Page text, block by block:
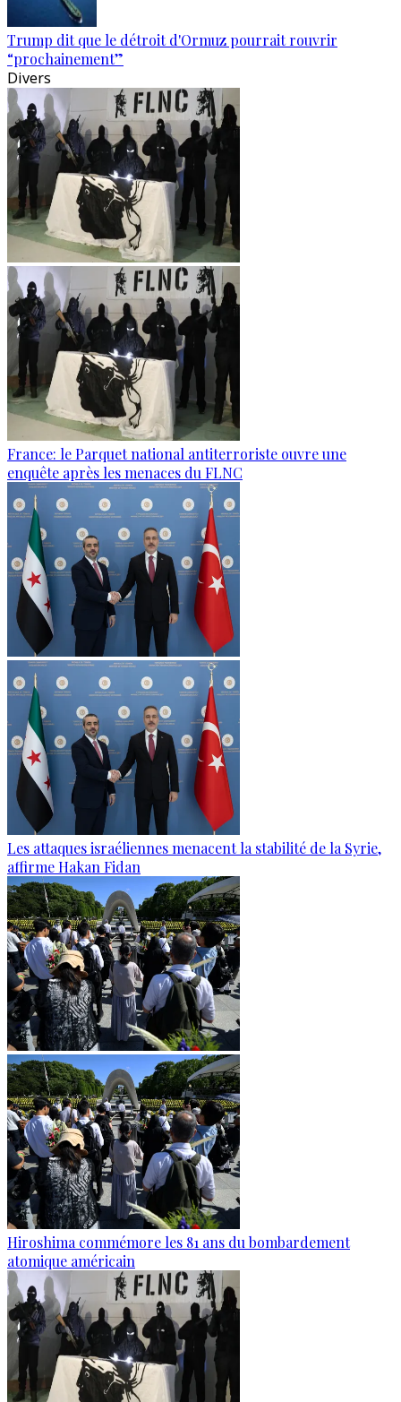
Trump dit que le détroit d'Ormuz pourrait rouvrir
“prochainement”
Divers
France: le Parquet national antiterroriste ouvre une
enquête après les menaces du FLNC
Les attaques israéliennes menacent la stabilité de la Syrie,
affirme Hakan Fidan
Hiroshima commémore les 81 ans du bombardement
atomique américain